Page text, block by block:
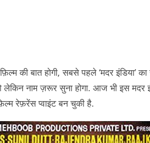
की बात होगी, सबसे पहले ‘मदर इंडिया’
लेकिन नाम ज़रूर सुना होगा. आज भी इस मदर
रेफ़रेंस प्वाइंट बन चुकी है.